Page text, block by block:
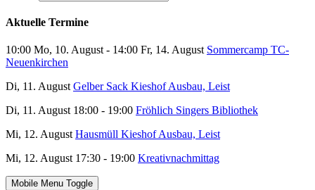
Aktuelle Termine
10:00 Mo, 10. August - 14:00 Fr, 14. August Sommercamp TC-
Neuenkirchen
Di, 11. August Gelber Sack Kieshof Ausbau, Leist
Di, 11. August 18:00 - 19:00 Fröhlich Singers Bibliothek
Mi, 12. August Hausmüll Kieshof Ausbau, Leist
Mi, 12. August 17:30 - 19:00 Kreativnachmittag
Mobile Menu Toggle